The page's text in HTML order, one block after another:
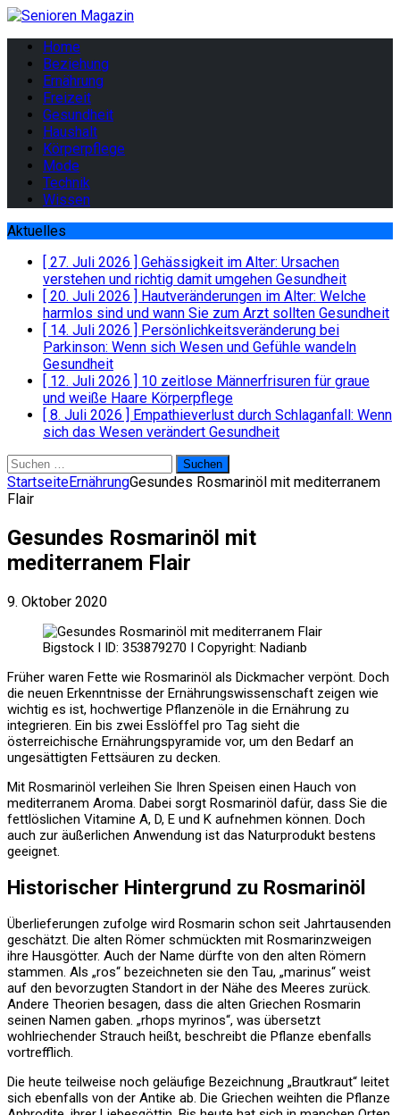
Home
Beziehung
Ernährung
Freizeit
Gesundheit
Haushalt
Körperpflege
Mode
Technik
Wissen
Aktuelles
[ 27. Juli 2026 ] Gehässigkeit im Alter: Ursachen
verstehen und richtig damit umgehen Gesundheit
[ 20. Juli 2026 ] Hautveränderungen im Alter: Welche
harmlos sind und wann Sie zum Arzt sollten Gesundheit
[ 14. Juli 2026 ] Persönlichkeitsveränderung bei
Parkinson: Wenn sich Wesen und Gefühle wandeln
Gesundheit
[ 12. Juli 2026 ] 10 zeitlose Männerfrisuren für graue
und weiße Haare Körperpflege
[ 8. Juli 2026 ] Empathieverlust durch Schlaganfall: Wenn
sich das Wesen verändert Gesundheit
Suchen
nach:
StartseiteErnährungGesundes Rosmarinöl mit mediterranem
Flair
Gesundes Rosmarinöl mit
mediterranem Flair
9. Oktober 2020
Bigstock I ID: 353879270 I Copyright: Nadianb
Früher waren Fette wie Rosmarinöl als Dickmacher verpönt. Doch
die neuen Erkenntnisse der Ernährungswissenschaft zeigen wie
wichtig es ist, hochwertige Pflanzenöle in die Ernährung zu
integrieren. Ein bis zwei Esslöffel pro Tag sieht die
österreichische Ernährungspyramide vor, um den Bedarf an
ungesättigten Fettsäuren zu decken.
Mit Rosmarinöl verleihen Sie Ihren Speisen einen Hauch von
mediterranem Aroma. Dabei sorgt Rosmarinöl dafür, dass Sie die
fettlöslichen Vitamine A, D, E und K aufnehmen können. Doch
auch zur äußerlichen Anwendung ist das Naturprodukt bestens
geeignet.
Historischer Hintergrund zu Rosmarinöl
Überlieferungen zufolge wird Rosmarin schon seit Jahrtausenden
geschätzt. Die alten Römer schmückten mit Rosmarinzweigen
ihre Hausgötter. Auch der Name dürfte von den alten Römern
stammen. Als „ros“ bezeichneten sie den Tau, „marinus“ weist
auf den bevorzugten Standort in der Nähe des Meeres zurück.
Andere Theorien besagen, dass die alten Griechen Rosmarin
seinen Namen gaben. „rhops myrinos“, was übersetzt
wohlriechender Strauch heißt, beschreibt die Pflanze ebenfalls
vortrefflich.
Die heute teilweise noch geläufige Bezeichnung „Brautkraut“ leitet
sich ebenfalls von der Antike ab. Die Griechen weihten die Pflanze